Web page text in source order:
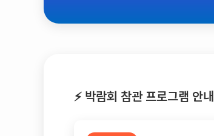
⚡ 박람회 참관 프로그램 안내